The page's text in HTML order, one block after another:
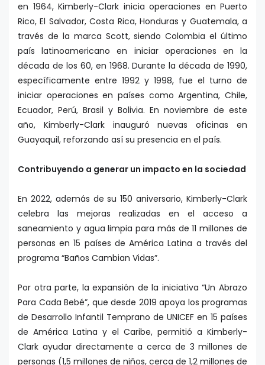
en 1964, Kimberly-Clark inicia operaciones en Puerto
Rico, El Salvador, Costa Rica, Honduras y Guatemala, a
través de la marca Scott, siendo Colombia el último
país latinoamericano en iniciar operaciones en la
década de los 60, en 1968. Durante la década de 1990,
específicamente entre 1992 y 1998, fue el turno de
iniciar operaciones en países como Argentina, Chile,
Ecuador, Perú, Brasil y Bolivia. En noviembre de este
año, Kimberly-Clark inauguró nuevas oficinas en
Guayaquil, reforzando así su presencia en el país.
Contribuyendo a generar un impacto en la sociedad
En 2022, además de su 150 aniversario, Kimberly-Clark
celebra las mejoras realizadas en el acceso a
saneamiento y agua limpia para más de 11 millones de
personas en 15 países de América Latina a través del
programa “Baños Cambian Vidas”.
Por otra parte, la expansión de la iniciativa “Un Abrazo
Para Cada Bebé”, que desde 2019 apoya los programas
de Desarrollo Infantil Temprano de UNICEF en 15 países
de América Latina y el Caribe, permitió a Kimberly-
Clark ayudar directamente a cerca de 3 millones de
personas (1,5 millones de niños, cerca de 1,2 millones de